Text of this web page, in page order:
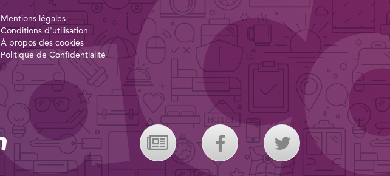
Mentions légales
Conditions d'utilisation
À propos des cookies
Politique de Confidentialité